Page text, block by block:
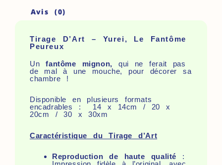
Avis (0)
Tirage D’Art – Yurei, Le Fantôme
Peureux
Unfantôme mignon, qui ne ferait pas
de mal à une mouche,
pour décorer sa
chambre !
Disponible en plusieurs formats
encadrables : 14 x 14cm / 20 x
20cm / 30 x 30xm
Caractéristique du Tirage d’Art
Reproduction de haute qualité :